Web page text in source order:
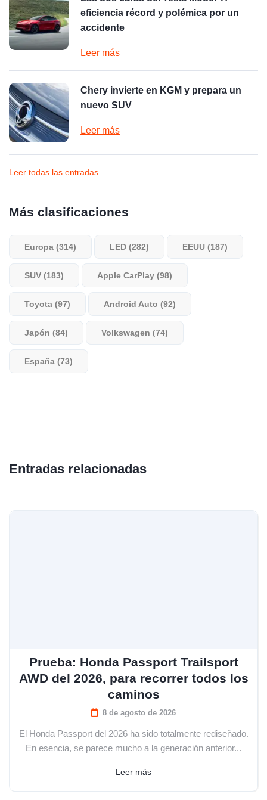
eficiencia récord y polémica por un
accidente
Leer más
Chery invierte en KGM y prepara un
nuevo SUV
Leer más
Leer todas las entradas
Más clasificaciones
Europa (314) LED (282) EEUU (187)
SUV (183) Apple CarPlay (98)
Toyota (97) Android Auto (92)
Japón (84) Volkswagen (74)
España (73)
Entradas relacionadas
Prueba: Honda Passport Trailsport
AWD del 2026, para recorrer todos los
caminos
8 de agosto de 2026
El Honda Passport del 2026 ha sido totalmente rediseñado.
En esencia, se parece mucho a la generación anterior...
Leer más